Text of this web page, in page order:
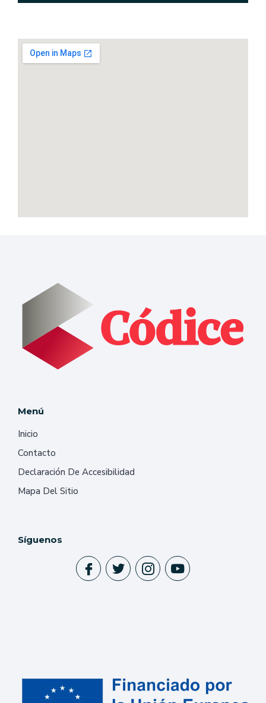
Menú
Inicio
Contacto
Declaración De Accesibilidad
Mapa Del Sitio
Síguenos